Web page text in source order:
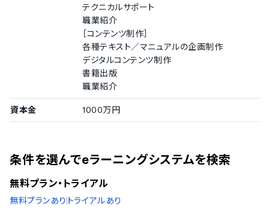
テクニカルサポート
職業紹介
［コンテンツ制作］
各種テキスト／マニュアルの企画制作
デジタルコンテンツ制作
書籍出版
職業紹介
資本金 1000万円
条件を選んでeラーニングシステムを検索
無料プラン・トライアル
無料プランあり トライアルあり